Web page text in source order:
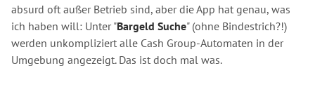
absurd oft außer Betrieb sind, aber die App hat genau, was
ich haben will: Unter "Bargeld Suche" (ohne Bindestrich?!)
werden unkompliziert alle Cash Group-Automaten in der
Umgebung angezeigt. Das ist doch mal was.